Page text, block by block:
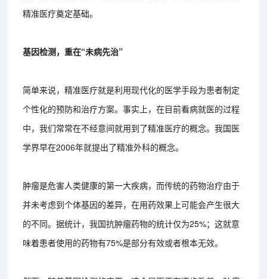
精准医疗奠定基础。
基因检测，重在“未病先治”
简单来说，精准医疗就是利用现代化的医学手段为患者制定
个性化的预防和治疗方案。事实上，在目前看病就医的过程
中，我们常常在不经意间就用到了精准医疗的概念。我国医
学界早在2006年就提出了精准外科的概念。
肿瘤是危害人类健康的第一大疾病，而传统的药物治疗由于
并未考虑到个体基因的差异，在用药效果上可能会产生很大
的不同。据统计，我国抗肿瘤药物的统计仅为25%；这就意
味着患者使用的药物有75%是部分有效或者根本无效。